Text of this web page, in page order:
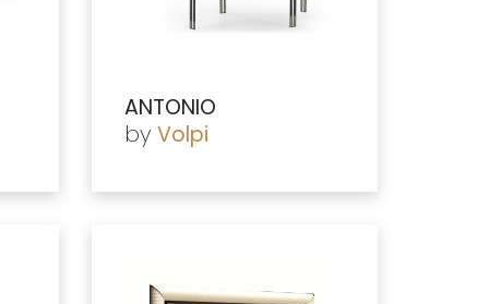
ANTONIO
by Volpi